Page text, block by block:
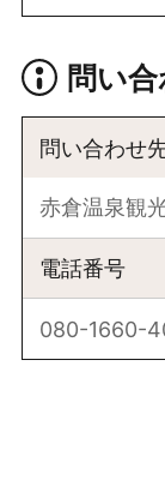
問い
問い合わせ
赤倉温泉観
電話番号
080-1660-